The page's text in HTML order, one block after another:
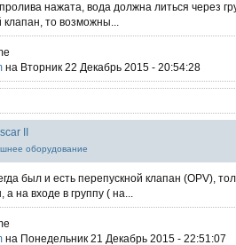
нажата, вода должна литься через
то возможны...
на Вторник 22 Декабрь 2015 - 20:54:28
II
оборудование
был и есть перепускной клапан (OPV),
на входе в группу ( на...
на Понедельник 21 Декабрь 2015 - 22:51:07